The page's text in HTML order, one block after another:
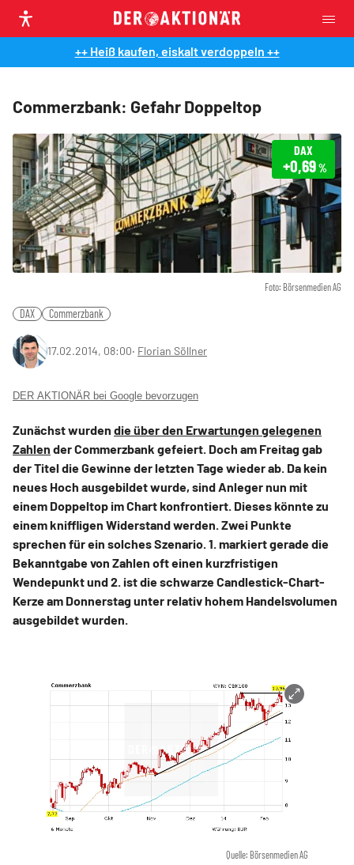
++ Heiß kaufen, eiskalt verdoppeln ++
Commerzbank: Gefahr Doppeltop
Foto: Börsenmedien AG
DAX
+0,69%
DAX Commerzbank
17.02.2014, 08:00‧ Florian Söllner
DER AKTIONÄR bei Google bevorzugen
Zunächst wurden die über den Erwartungen gelegenen
Zahlen der Commerzbank gefeiert. Doch am Freitag gab
der Titel die Gewinne der letzten Tage wieder ab. Da kein
neues Hoch ausgebildet wurde, sind Anleger nun mit
einem Doppeltop im Chart konfrontiert. Dieses könnte zu
einem kniffligen Widerstand werden. Zwei Punkte
sprechen für ein solches Szenario. 1. markiert gerade die
Bekanntgabe von Zahlen oft einen kurzfristigen
Wendepunkt und 2. ist die schwarze Candlestick-Chart-
Kerze am Donnerstag unter relativ hohem Handelsvolumen
ausgebildet wurden.
Quelle: Börsenmedien AG